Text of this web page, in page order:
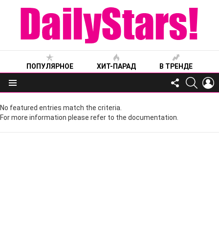
ПОПУЛЯРНОЕ ХИТ-ПАРАД В ТРЕНДЕ
Меню
FOLLOW
US
No featured entries match the criteria.
For more information please refer to the documentation.